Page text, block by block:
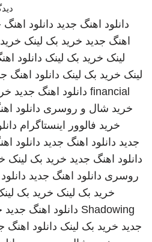
دانلود اهنگ جدید دانلود اهنگ
اهنگ جدید خرید بک لینک
لینک خرید بک لینک دانلود
لینک خرید بک لینک دانلود اهنگ
financial دانلود اهنگ جدید
خرید شال و روسری دانلود
خرید فالوور اینستاگرام
جدید دانلود اهنگ جدید دانلود
دانلود اهنگ جدید خرید بک لینک
روسری دانلود اهنگ جدید
خرید بک لینک خرید بک
Shadowing دانلود اهنگ جدید
جدید خرید بک لینک دانلود اهنگ